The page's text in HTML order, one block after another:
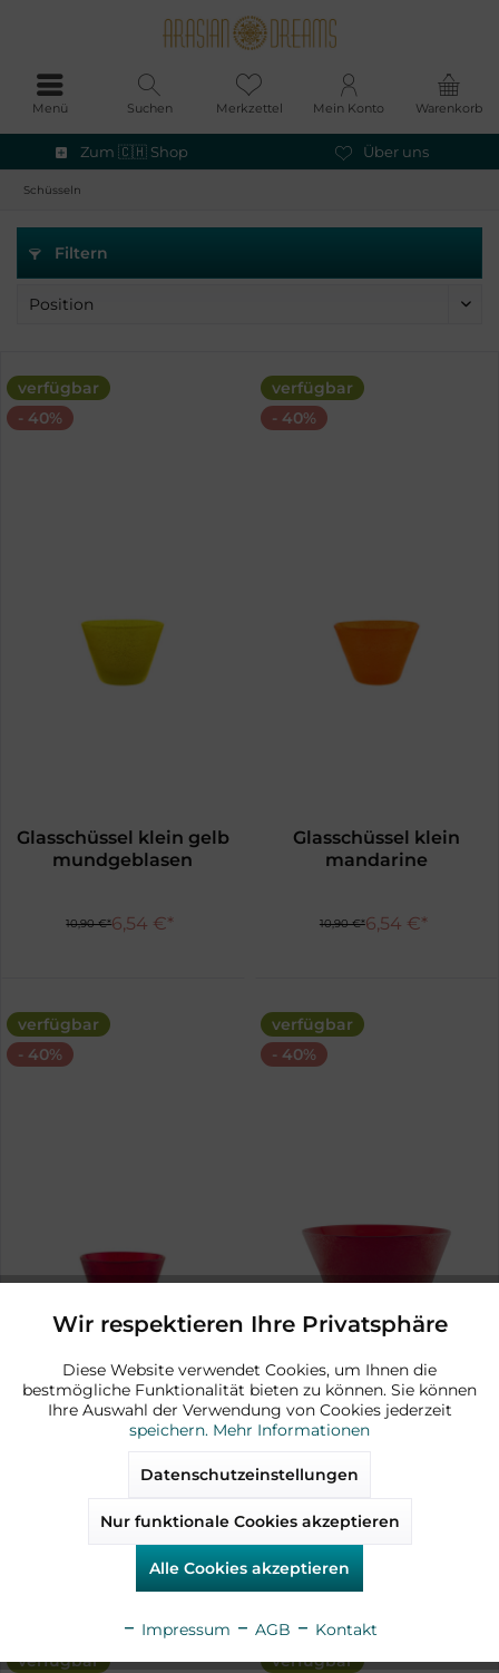
Zum 🇨🇭 Shop Über uns
Menü Warenkorb
Merkzettel Mein Konto
Suchen
Schüsseln
Filtern
verfügbar
- 40%
Glasschüssel klein gelb
mundgeblasen
10,90 €*6,54 €*
verfügbar
- 40%
Glasschüssel klein
mandarine
10,90 €*6,54 €*
verfügbar
- 40%
Glasschüssel klein rot
6,54 €*
verfügbar
- 40%
Glasschüssel gross rot
verfügbar
verfügbar
Funktionale Aktiv
Marketing Aktiv
Aktiv
Aktiv
Wir respektieren Ihre Privatsphäre
Diese Website verwendet Cookies, um Ihnen die
bestmögliche Funktionalität bieten zu können. Sie können
Ihre Auswahl der Verwendung von Cookies jederzeit
speichern. Mehr Informationen
Datenschutzeinstellungen
Nur funktionale Cookies akzeptieren
Alle Cookies akzeptieren
Impressum AGB Kontakt